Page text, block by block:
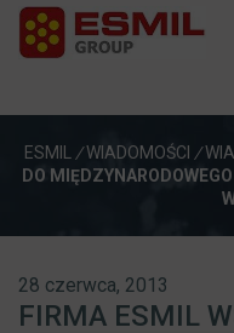
ESMIL /WIADOMOŚCI /
DO
FIRMA ESMIL
28 czerwca, 2013